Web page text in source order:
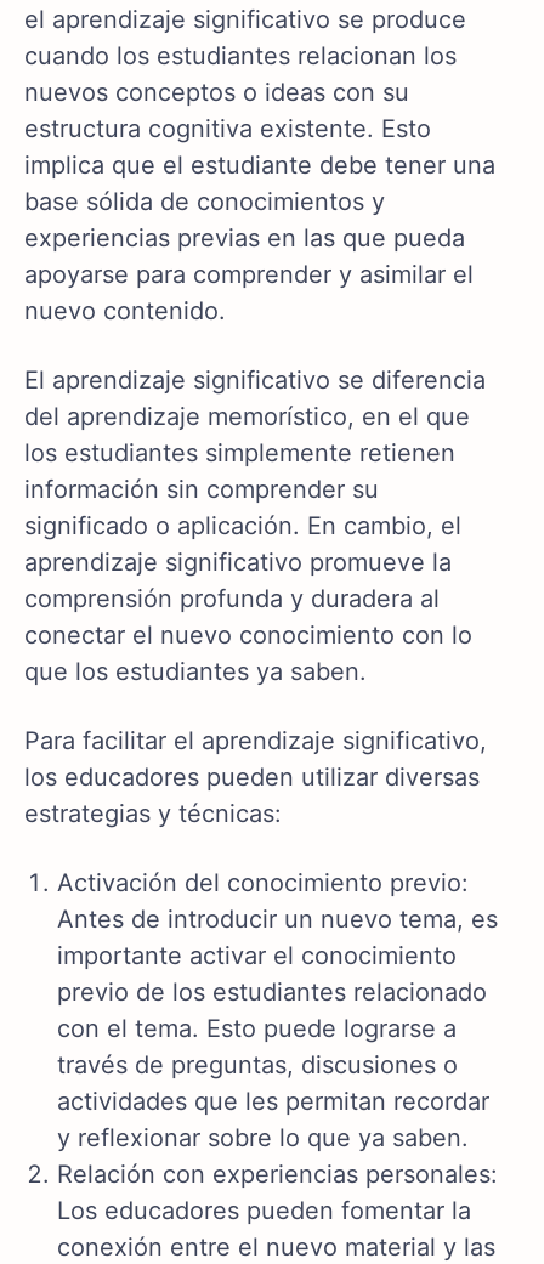
el aprendizaje significativo se produce
cuando los estudiantes relacionan los
nuevos conceptos o ideas con su
estructura cognitiva existente. Esto
implica que el estudiante debe tener una
base sólida de conocimientos y
experiencias previas en las que pueda
apoyarse para comprender y asimilar el
nuevo contenido.
El aprendizaje significativo se diferencia
del aprendizaje memorístico, en el que
los estudiantes simplemente retienen
información sin comprender su
significado o aplicación. En cambio, el
aprendizaje significativo promueve la
comprensión profunda y duradera al
conectar el nuevo conocimiento con lo
que los estudiantes ya saben.
Para facilitar el aprendizaje significativo,
los educadores pueden utilizar diversas
estrategias y técnicas:
Activación del conocimiento previo:
Antes de introducir un nuevo tema, es
importante activar el conocimiento
previo de los estudiantes relacionado
con el tema. Esto puede lograrse a
través de preguntas, discusiones o
actividades que les permitan recordar
y reflexionar sobre lo que ya saben.
Relación con experiencias personales:
Los educadores pueden fomentar la
conexión entre el nuevo material y las